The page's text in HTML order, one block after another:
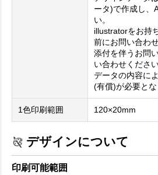
ータ)で作成し、
い。
illustratorをお持
前にお問い合わ
添付を伴うお問
い合わせください
データの内容に
(有償)が必要とな
1色印刷範囲 120×20mm
デザインについて
印刷可能範囲